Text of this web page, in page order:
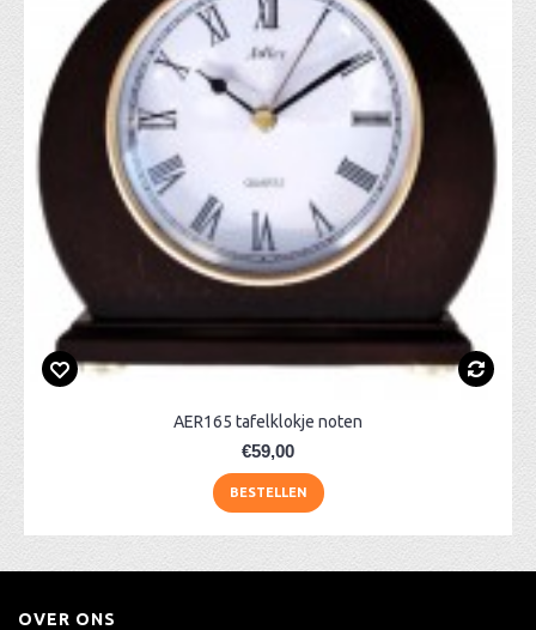
AER165 tafelklokje noten
€59,00
BESTELLEN
OVER ONS